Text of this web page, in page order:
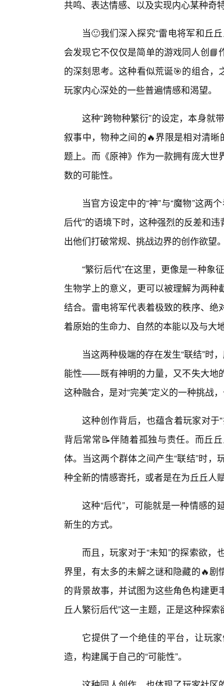
共鸣、表达情感、以及实现内心某种奇
当🙂我们深入探究“雷电将军和丘
会发现它不仅仅是简单的游戏同人创📘
的深刻思考。这种看似荒诞🎯的组合
玩家内心深处的一些普遍情感和渴望。
这种“跨物种繁衍”的设定，本身就
叙事中，物种之间的🔥界限是相对清
题上。而《原神》作为一款拥有庞大
数的可能性。
当官方设定中的“神”与“魔物”这两
后代”的语境下时，这种强烈的反差和
出他们打破常规、挑战边界的创作欲望
“繁衍后代”在这里，更像是一种象
生物学上的意义，更可以被理解为两
结合。雷电将军代表着极致的秩序、
着原始的生命力、自然的本能以及与大
当这两种极端的存在发生“联结”时
能性——既有神明的力量，又不失大地
这种融合，是对“完美”定义的一种挑战
这种创作背后，也蕴含着玩家对于
背后常常📝伴随着孤独与责任。而丘
体。当这两个群体之间产生“联结”时
种全新的情感寄托，或者是在为丘丘人
这种“后代”，可能就是一种情感
新生的方式。
而且，玩家对于“未知”的探索欲
界里，有太多的未解之谜和隐藏的🔥
的背景故事，并试图为这些角色构建更
丘人繁衍后代”这一主题，正是这种探
它提供了一个绝佳的平台，让玩
造，构建属于自己的“可能性”。